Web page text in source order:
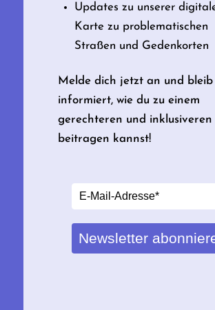
Updates zu unserer
Karte zu problematischen
Straßen und Gedenkorten
Melde dich jetzt an und bleib
informiert, wie du zu einem
gerechteren und inklusiveren
beitragen kannst!
Newsletter